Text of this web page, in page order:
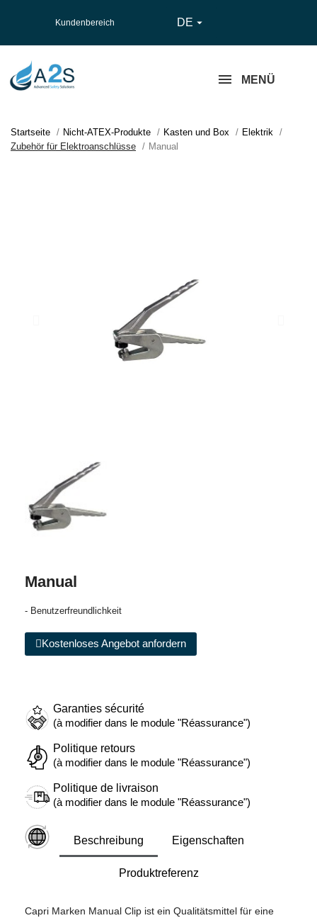
Kundenbereich DE 
MENÜ
Startseite Nicht-ATEX-Produkte Kasten und Box
Elektrik
Zubehör für Elektroanschlüsse
Manual
Manual
- Benutzerfreundlichkeit
Kostenloses Angebot anfordern
Garanties sécurité
(à modifier dans le module "Réassurance")
Politique retours
(à modifier dans le module "Réassurance")
Politique de livraison
(à modifier dans le module "Réassurance")
Beschreibung Eigenschaften
Produktreferenz
Capri Marken Manual Clip ist ein Qualitätsmittel für eine